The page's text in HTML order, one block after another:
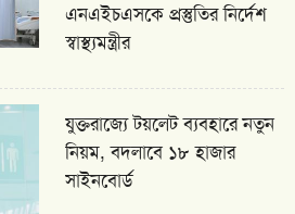
এনএইচএসকে প্রস্তুতির নির্দেশ
স্বাস্থ্যমন্ত্রীর
যুক্তরাজ্যে টয়লেট ব্যবহারে নতুন
নিয়ম, বদলাবে ১৮ হাজার
সাইনবোর্ড